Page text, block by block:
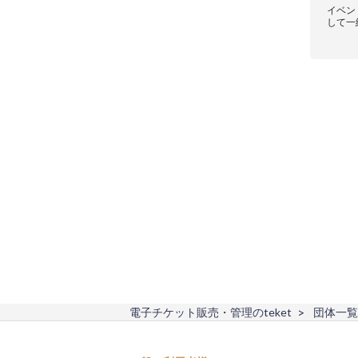
イベ
して
電子チケット販売・管理のteket 団体一覧